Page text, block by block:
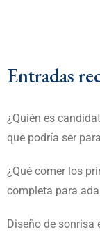
Entradas
¿Quién es
que podría ser
¿Qué comer los
completa para
Diseño de sonrisa